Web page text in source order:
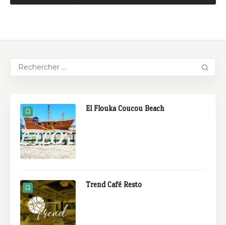
El Flouka Coucou Beach
Trend Café Resto